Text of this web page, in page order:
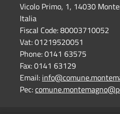
Vicolo Primo, 1, 14030
Italia
Fiscal Code:80003710052
Vat:01219520051
Phone:0141 63575
Fax:0141 63129
Email:
Pec: